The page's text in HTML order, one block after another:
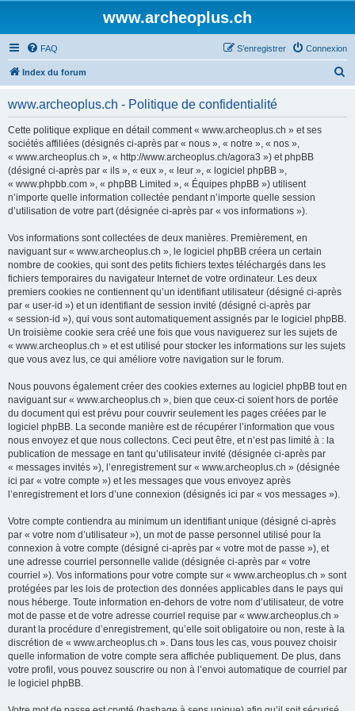
www.archeoplus.ch
FAQ Connexion
S’enregistrer
Index du forum
www.archeoplus.ch - Politique de confidentialité
Cette politique explique en détail comment « www.archeoplus.ch » et ses
sociétés affiliées (désignés ci-après par « nous », « notre », « nos »,
« www.archeoplus.ch », « http://www.archeoplus.ch/agora3 ») et phpBB
(désigné ci-après par « ils », « eux », « leur », « logiciel phpBB »,
« www.phpbb.com », « phpBB Limited », « Équipes phpBB ») utilisent
n’importe quelle information collectée pendant n’importe quelle session
d’utilisation de votre part (désignée ci-après par « vos informations »).
Vos informations sont collectées de deux manières. Premièrement, en
naviguant sur « www.archeoplus.ch », le logiciel phpBB créera un certain
nombre de cookies, qui sont des petits fichiers textes téléchargés dans les
fichiers temporaires du navigateur Internet de votre ordinateur. Les deux
premiers cookies ne contiennent qu’un identifiant utilisateur (désigné ci-après
par « user-id ») et un identifiant de session invité (désigné ci-après par
« session-id »), qui vous sont automatiquement assignés par le logiciel phpBB.
Un troisième cookie sera créé une fois que vous naviguerez sur les sujets de
« www.archeoplus.ch » et est utilisé pour stocker les informations sur les sujets
que vous avez lus, ce qui améliore votre navigation sur le forum.
Nous pouvons également créer des cookies externes au logiciel phpBB tout en
naviguant sur « www.archeoplus.ch », bien que ceux-ci soient hors de portée
du document qui est prévu pour couvrir seulement les pages créées par le
logiciel phpBB. La seconde manière est de récupérer l’information que vous
nous envoyez et que nous collectons. Ceci peut être, et n’est pas limité à : la
publication de message en tant qu’utilisateur invité (désignée ci-après par
« messages invités »), l’enregistrement sur « www.archeoplus.ch » (désignée
ici par « votre compte ») et les messages que vous envoyez après
l’enregistrement et lors d’une connexion (désignés ici par « vos messages »).
Votre compte contiendra au minimum un identifiant unique (désigné ci-après
par « votre nom d’utilisateur »), un mot de passe personnel utilisé pour la
connexion à votre compte (désigné ci-après par « votre mot de passe »), et
une adresse courriel personnelle valide (désignée ci-après par « votre
courriel »). Vos informations pour votre compte sur « www.archeoplus.ch » sont
protégées par les lois de protection des données applicables dans le pays qui
nous héberge. Toute information en-dehors de votre nom d’utilisateur, de votre
mot de passe et de votre adresse courriel requise par « www.archeoplus.ch »
durant la procédure d’enregistrement, qu’elle soit obligatoire ou non, reste à la
discrétion de « www.archeoplus.ch ». Dans tous les cas, vous pouvez choisir
quelle information de votre compte sera affichée publiquement. De plus, dans
votre profil, vous pouvez souscrire ou non à l’envoi automatique de courriel par
le logiciel phpBB.